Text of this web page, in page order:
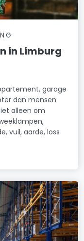
in Limburg
garage
dan mensen
alleen om
vuil, aarde, loss